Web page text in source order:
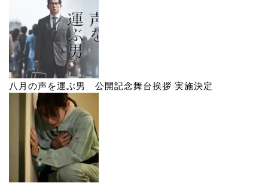
八月の声を運ぶ男 公開記念舞台挨拶 実施決定